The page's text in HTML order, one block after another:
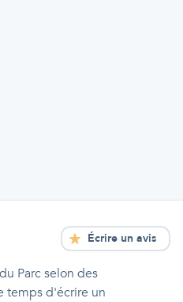
Écrire un avis
Parcselon des
temps d'écrire un